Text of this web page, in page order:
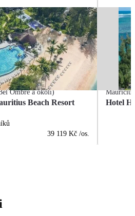
Ombre a okolí)
Beach Resort
39 119 Kč /os.
Mauricius
Hotel